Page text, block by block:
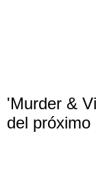
'Murder &
del